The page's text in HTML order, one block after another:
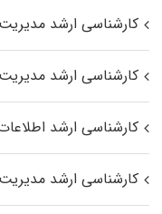
کارشناسی ارشد مدیریت
کارشناسی ارشد
کارشناسی ارشد
کارشناسی ارشد مدیریت